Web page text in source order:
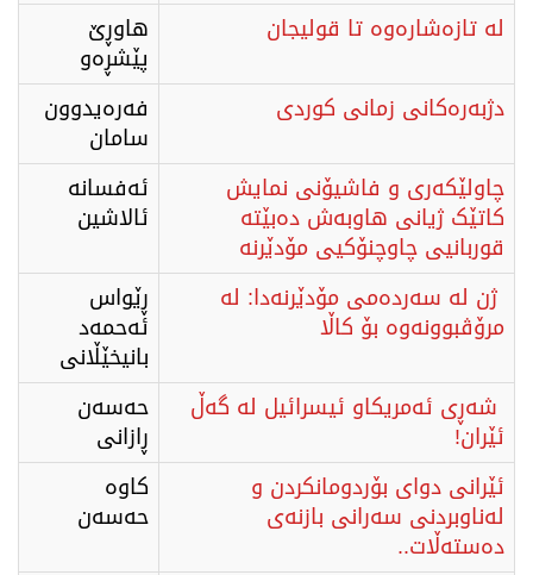
لە تازەشارەوە تا قولیجان
هاوڕێ
پێشڕەو
دژبەرەکانی زمانی کوردی
فەرەیدوون
سامان
چاولێکەری و فاشیۆنی نمایش
کاتێک ژیانی هاوبەش دەبێتە
قوربانیی چاوچنۆکیی مۆدێرنە
ئەفسانە
ئالاشین
ژن لە سەردەمی مۆدێرنەدا: لە
مرۆڤبوونەوە بۆ کاڵا
ڕێواس
ئەحمەد
بانیخێڵانی
شەڕی ئەمریکاو ئیسرائیل لە گەڵ
ئێران!
حەسەن
ڕازانی
ئێرانی دوای بۆردومانکردن و
لەناوبردنی سەرانی بازنەی
دەستەڵات..
کاوە
حەسەن